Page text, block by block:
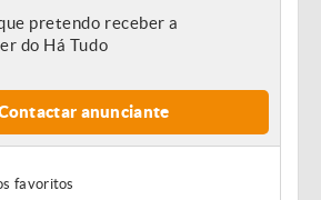
pretendo receber a
do Há Tudo
anunciante
favoritos